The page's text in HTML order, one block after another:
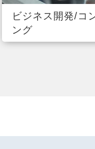
ビジネス開発/コ
ング